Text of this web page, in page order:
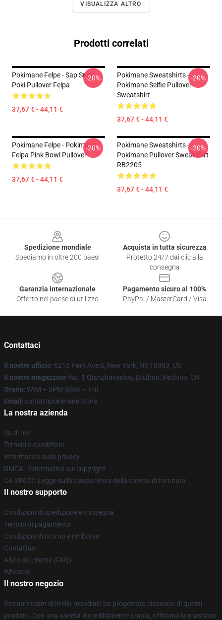
VISUALIZZA ALTRO
Prodotti correlati
Pokimane Felpe - Sap Snap
Poki Pullover Felpa
37,67 € - 44,11 €
-20%
Pokimane Sweatshirts -
Pokimane Selfie Pullover
Sweatshirt
37,67 € - 44,11 €
-20%
Pokimane Felpe - Pokimane
Felpa Pink Bowl Pullover
37,67 € - 44,11 €
-20%
Pokimane Sweatshirts -
Pokimane Pullover Sweatshirt
RB2205
37,67 € - 44,11 €
-20%
Spedizione mondiale
Spediamo in oltre 200 paesi
Acquista in tutta sicurezza
Protetto 24/7 dai clic alla
consegna
Garanzia internazionale
Offerto nel paese di utilizzo
Pagamento sicuro al 100%
PayPal / MasterCard / Visa
Contattaci
Il nostro ufficio: 6215 Park Ave S, New York, NY 10003, US
Il nostro magazzino: No. 1 Qianzhaojialou, Bozhou, Pechino, CN
Orario: 9AM – 5PM (Mon – Fri)
Email : contattipokimane.store
La nostra azienda
Su di noi
Termini e condizioni
Informativa sulla privacy
DMCA - Informativa sul copyright
CA SB657: Legge sulla trasparenza della catena di fornitura
Il nostro supporto
Condizioni di spedizione e consegna
Termini di pagamento
Condizioni di ritorno e rimborso
Contattaci
Aiuto del cliente (FAQ)
Whosale
Il nostro negozio
Il nostro team di livello mondiale ha progettato ciascuno di questi
prodotti. Con una varietà incredibilmente ampia, offriamo la massima